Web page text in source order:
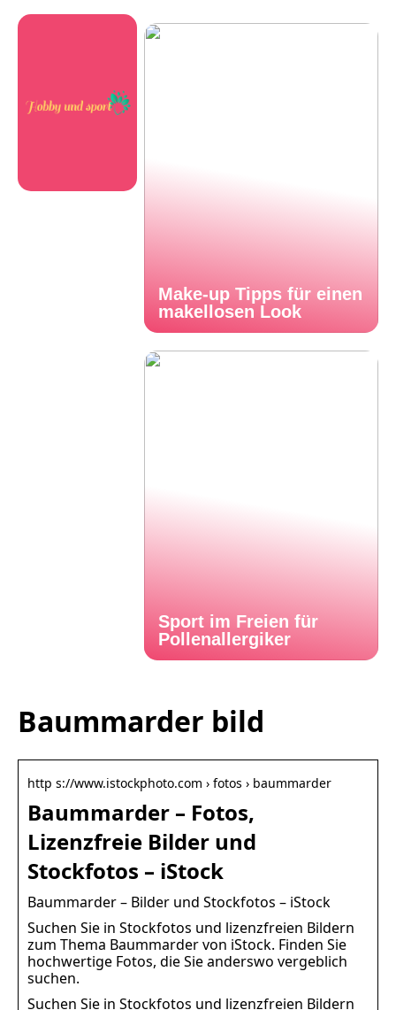
Make-up Tipps für einen
makellosen Look
Sport im Freien für
Pollenallergiker
Baummarder bild
http s://www.istockphoto.com › fotos › baummarder
Baummarder – Fotos,
Lizenzfreie Bilder und
Stockfotos – iStock
Baummarder – Bilder und Stockfotos – iStock
Suchen Sie in Stockfotos und lizenzfreien Bildern
zum Thema Baummarder von iStock. Finden Sie
hochwertige Fotos, die Sie anderswo vergeblich
suchen.
Suchen Sie in Stockfotos und lizenzfreien Bildern